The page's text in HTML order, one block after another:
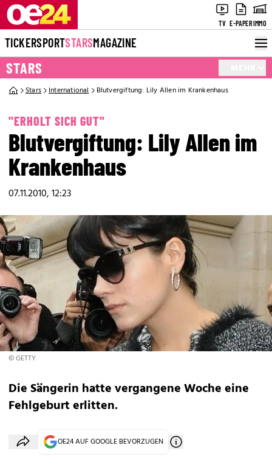
TV E-PAPERIMMO
TICKERSPORTSTARSMAGAZINE
STARS
Stars International Blutvergiftung: Lily Allen im Krankenhaus
"ERHOLT SICH GUT"
Blutvergiftung: Lily Allen im
Krankenhaus
07.11.2010, 12:23
© GETTY
Die Sängerin hatte vergangene Woche eine
Fehlgeburt erlitten.
OE24 AUF GOOGLE BEVORZUGEN